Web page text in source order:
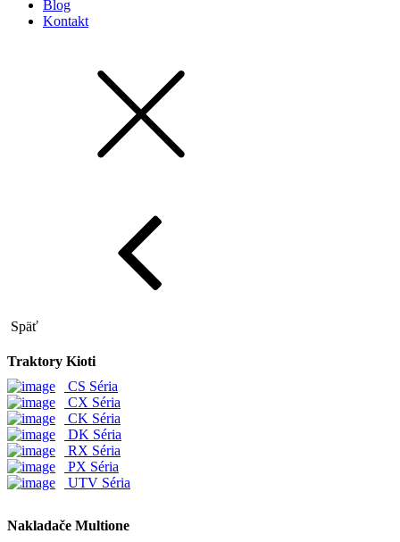
Blog
Kontakt
Späť
Traktory Kioti
CS Séria
CX Séria
CK Séria
DK Séria
RX Séria
PX Séria
UTV Séria
Nakladače Multione